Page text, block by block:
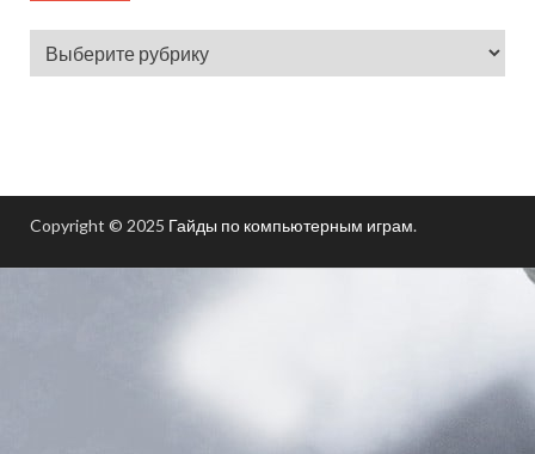
Copyright © 2025 Гайды по компьютерным играм.